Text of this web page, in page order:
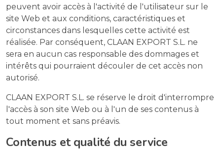
peuvent avoir accès à l'activité de l'utilisateur sur le
site Web et aux conditions, caractéristiques et
circonstances dans lesquelles cette activité est
réalisée. Par conséquent, CLAAN EXPORT S.L. ne
sera en aucun cas responsable des dommages et
intérêts qui pourraient découler de cet accès non
autorisé.
CLAAN EXPORT S.L. se réserve le droit d'interrompre
l'accès à son site Web ou à l'un de ses contenus à
tout moment et sans préavis.
Contenus et qualité du service